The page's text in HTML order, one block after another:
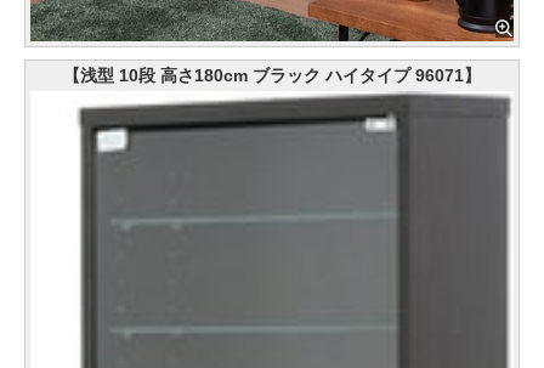
【浅型 10段 高さ180cm ブラック ハイタイプ 96071】